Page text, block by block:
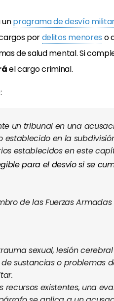
programa de desvío
pordelitos menores o
de salud mental. Si
el cargo criminal.
un tribunal en una
en la
establecidos en este
para el desvío si se
de las Fuerzas Armadas
sexual, lesión
sustancias o problemas
recursos existentes, una